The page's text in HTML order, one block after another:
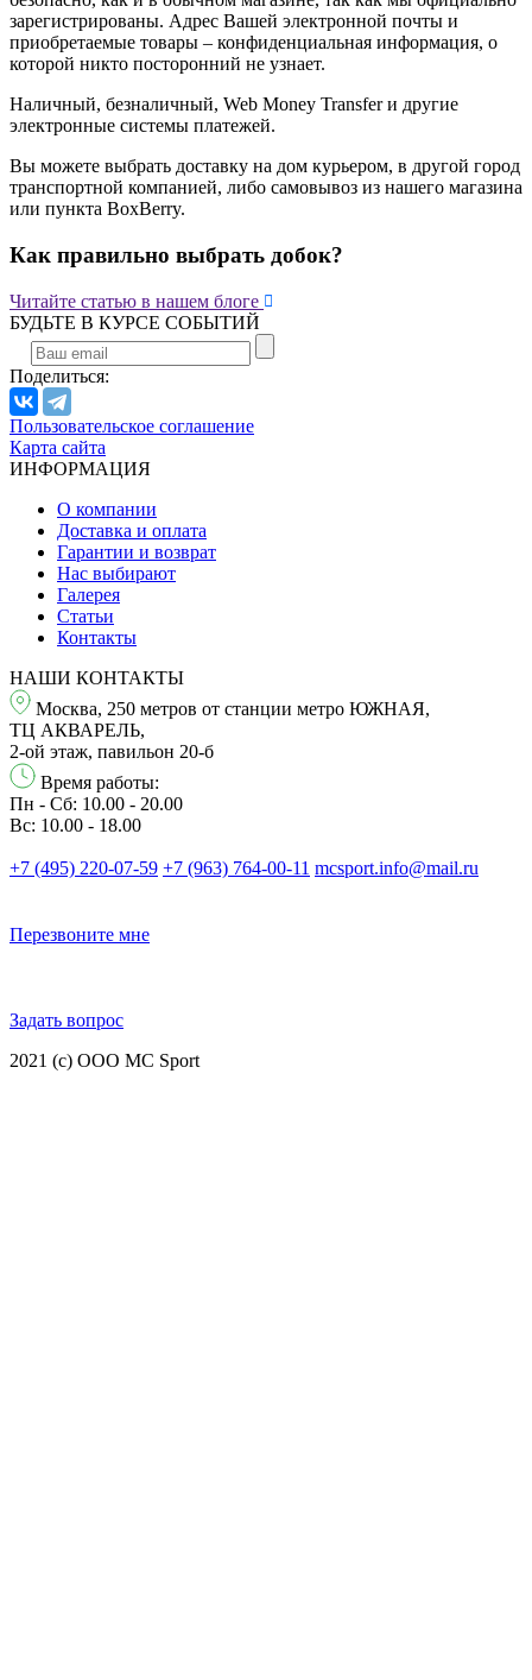
зарегистрированы. Адрес Вашей электронной почты и
приобретаемые товары – конфиденциальная информация, о
которой никто посторонний не узнает.
Наличный, безналичный, Web Money Transfer и другие
электронные системы платежей.
Вы можете выбрать доставку на дом курьером, в другой город
транспортной компанией, либо самовывоз из нашего магазина
или пункта BoxBerry.
Как правильно выбрать добок?
Читайте статью в нашем блоге 
БУДЬТЕ В КУРСЕ СОБЫТИЙ
Поделиться:
Пользовательское соглашение
Карта сайта
ИНФОРМАЦИЯ
О компании
Доставка и оплата
Гарантии и возврат
Нас выбирают
Галерея
Статьи
Контакты
НАШИ КОНТАКТЫ
Москва, 250 метров от станции метро ЮЖНАЯ,
ТЦ АКВАРЕЛЬ,
2-ой этаж, павильон 20-б
Время работы:
Пн - Сб: 10.00 - 20.00
Вс: 10.00 - 18.00
+7 (495) 220-07-59 +7 (963) 764-00-11 mcsport.info@mail.ru
Перезвонитe мне
Задать вопрос
2021 (c) OOO MC Sport